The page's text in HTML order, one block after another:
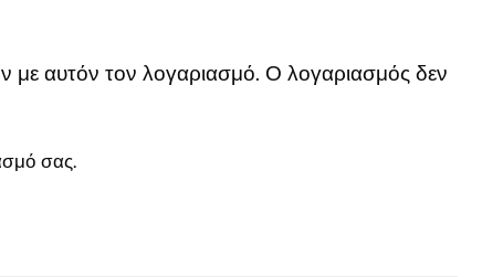
με αυτόν τον λογαριασμό. Ο λογαριασμός δεν
σας.